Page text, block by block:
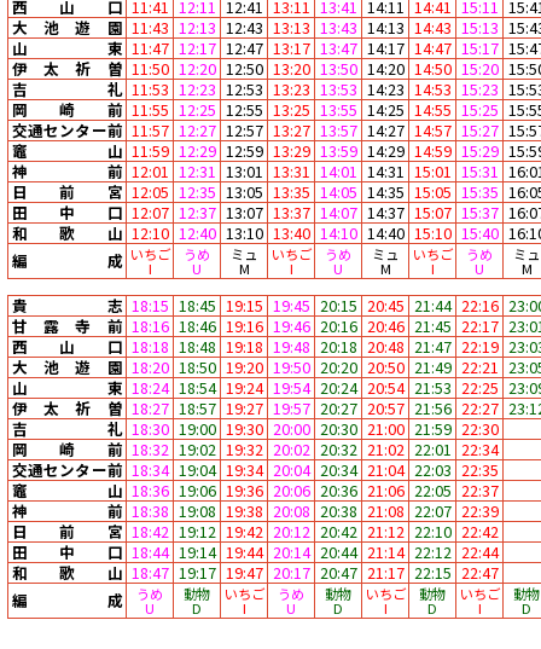
西山口 11:41 12:11 12:41 13:11 13:41 14:11 14:41 15:11
大池遊園 11:43 12:13 12:43 13:13 13:43 14:13 14:43 15:13
山東 11:47 12:17 12:47 13:17 13:47 14:17 14:47 15:17
伊太祈曽 11:50 12:20 12:50 13:20 13:50 14:20 14:50 15:20
吉礼 11:53 12:23 12:53 13:23 13:53 14:23 14:53 15:23
岡崎前 11:55 12:25 12:55 13:25 13:55 14:25 14:55 15:25
交通センター前 11:57 12:27 12:57 13:27 13:57 14:27 14:57 15:27
竈山 11:59 12:29 12:59 13:29 13:59 14:29 14:59 15:29
神前 12:01 12:31 13:01 13:31 14:01 14:31 15:01 15:31
日前宮 12:05 12:35 13:05 13:35 14:05 14:35 15:05 15:35
田中口 12:07 12:37 13:07 13:37 14:07 14:37 15:07 15:37
和歌山 12:10 12:40 13:10 13:40 14:10 14:40 15:10 15:40
編成 いちご
I
うめ
U
ミュ
M
いちご
I
うめ
U
ミュ
M
いちご
I
うめ
U
ミュ
M
貴志 18:15 18:45 19:15 19:45 20:15 20:45 21:44 22:16
甘露寺前 18:16 18:46 19:16 19:46 20:16 20:46 21:45 22:17
西山口 18:18 18:48 19:18 19:48 20:18 20:48 21:47 22:19
大池遊園 18:20 18:50 19:20 19:50 20:20 20:50 21:49 22:21
山東 18:24 18:54 19:24 19:54 20:24 20:54 21:53 22:25
伊太祈曽 18:27 18:57 19:27 19:57 20:27 20:57 21:56 22:27
吉礼 18:30 19:00 19:30 20:00 20:30 21:00 21:59 22:30
岡崎前 18:32 19:02 19:32 20:02 20:32 21:02 22:01 22:34
交通センター前 18:34 19:04 19:34 20:04 20:34 21:04 22:03 22:35
竈山 18:36 19:06 19:36 20:06 20:36 21:06 22:05 22:37
神前 18:38 19:08 19:38 20:08 20:38 21:08 22:07 22:39
日前宮 18:42 19:12 19:42 20:12 20:42 21:12 22:10 22:42
田中口 18:44 19:14 19:44 20:14 20:44 21:14 22:12 22:44
和歌山 18:47 19:17 19:47 20:17 20:47 21:17 22:15 22:47
編成
うめ
U
動物
D
いちご
I
うめ
U
動物
D
いちご
I
動物
D
いちご
I
動物
D